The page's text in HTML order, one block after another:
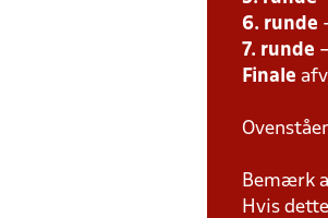
6. runde
7. runde
Finale
Bemærk
Hvis